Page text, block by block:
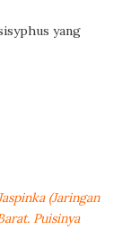
yang
(Jaringan
Puisinya